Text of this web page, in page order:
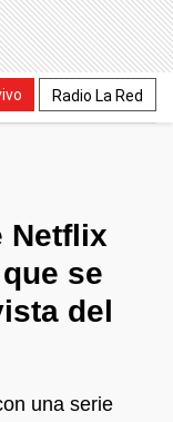
Radio La Red
Netflix
se
del
una serie